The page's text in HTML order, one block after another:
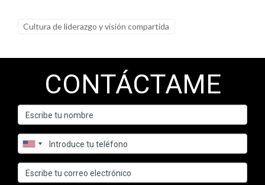
Cultura de liderazgo y visión compartida
CONTÁCTAME